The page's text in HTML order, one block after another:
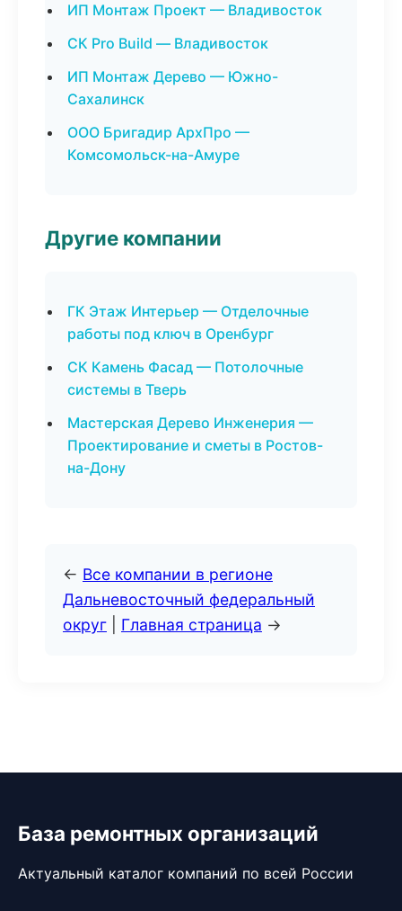
ИП Монтаж Проект — Владивосток
СК Pro Build — Владивосток
ИП Монтаж Дерево — Южно-
Сахалинск
ООО Бригадир АрхПро —
Комсомольск-на-Амуре
Другие компании
ГК Этаж Интерьер — Отделочные
работы под ключ в Оренбург
СК Камень Фасад — Потолочные
системы в Тверь
Мастерская Дерево Инженерия —
Проектирование и сметы в Ростов-
на-Дону
← Все компании в регионе
Дальневосточный федеральный
округ
Главная страница →
База ремонтных организаций
Актуальный каталог компаний по всей России